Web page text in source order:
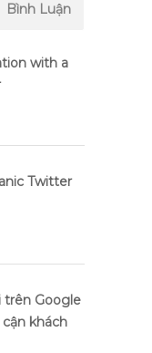
Bình Luận
with a
Twitter
trên Google
khách